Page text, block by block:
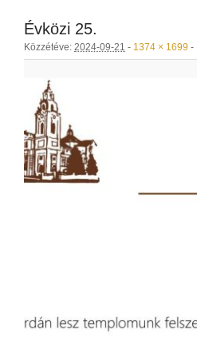
Évközi 25.
Közzétéve: 2024-09-21 - 1374 × 1699 -